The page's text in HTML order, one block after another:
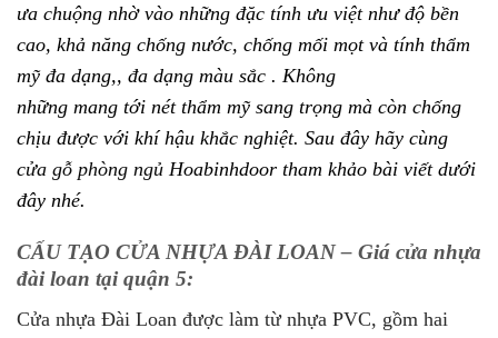
ưa chuộng nhờ vào những đặc tính ưu việt như độ bền
cao, khả năng chống nước, chống mối mọt và tính thẩm
mỹ đa dạng,, đa dạng màu sắc . Không
những mang tới nét thẩm mỹ sang trọng mà còn chống
chịu được với khí hậu khắc nghiệt. Sau đây hãy cùng
cửa gỗ phòng ngủ Hoabinhdoor tham khảo bài viết dưới
đây nhé.
CẤU TẠO CỬA NHỰA ĐÀI LOAN – Giá cửa nhựa
đài loan tại quận 5:
Cửa nhựa Đài Loan được làm từ nhựa PVC, gồm hai